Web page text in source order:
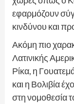
εφαρμόζουν
κινδύνου και
Ακόμη πιο
Λατινικής
Ρίκα, η
και η Βολιβία
στη νομοθεσία